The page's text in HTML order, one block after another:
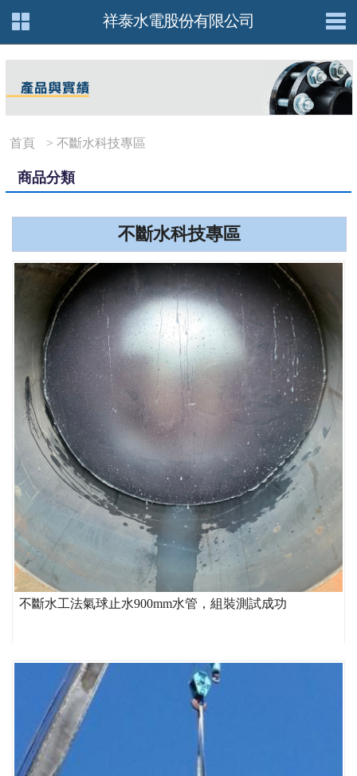
祥泰水電股份有限公司
首頁 > 不斷水科技專區
商品分類
不斷水科技專區
不斷水工法氣球止水900mm水管，組裝測試成功